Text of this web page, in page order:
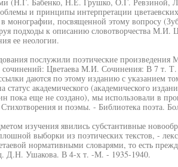
и принципы интерпретации
монографии, посвященной этому вопросу
подходы к описанию словотворчества М.И.
ее неологии.
послужили поэтические
сочинений: Цветаева М.И. Сочинения: В 7 т.
даются по этому изданию с указанием
статус академического (академического
пока еще не создано), мы использовали в
и поэмы. - Библиотека поэта.
изучения явились субстантивные
выборки из поэтических текстов, -
нормативными словарями, то есть
Д.Н. Ушакова. В 4-х т. -М. - 1935-1940.